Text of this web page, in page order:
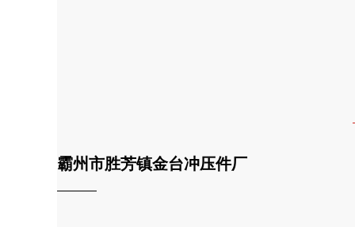
霸州市胜芳镇金台冲压件厂